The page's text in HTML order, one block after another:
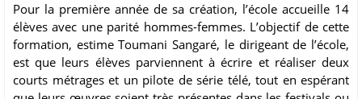
Pour la première année de sa création, l’école accueille 14
élèves avec une parité hommes-femmes. L’objectif de cette
formation, estime Toumani Sangaré, le dirigeant de l’école,
est que leurs élèves parviennent à écrire et réaliser deux
courts métrages et un pilote de série télé, tout en espérant